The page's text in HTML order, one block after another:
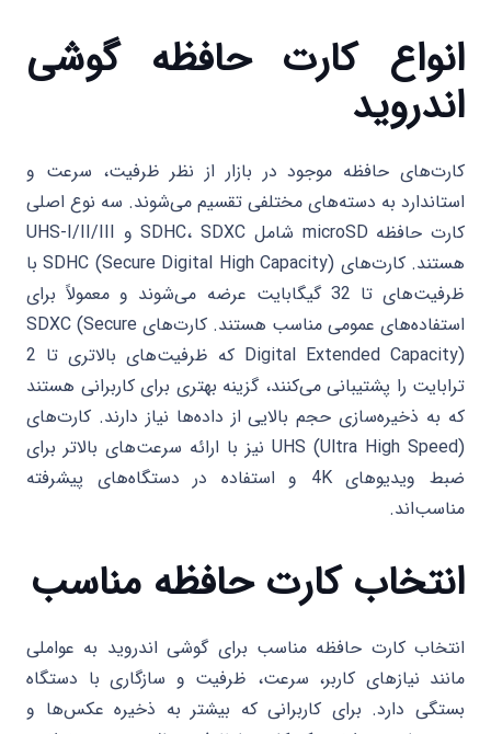
انواع کارت حافظه گوشی
اندروید
کارت‌های حافظه موجود در بازار از نظر ظرفیت، سرعت و
استاندارد به دسته‌های مختلفی تقسیم می‌شوند. سه نوع اصلی
کارت حافظه microSD شامل SDHC، SDXC و UHS-I/II/III
هستند. کارت‌های SDHC (Secure Digital High Capacity) با
ظرفیت‌های تا 32 گیگابایت عرضه می‌شوند و معمولاً برای
استفاده‌های عمومی مناسب هستند. کارت‌های SDXC (Secure
Digital Extended Capacity) که ظرفیت‌های بالاتری تا 2
ترابایت را پشتیبانی می‌کنند، گزینه بهتری برای کاربرانی هستند
که به ذخیره‌سازی حجم بالایی از داده‌ها نیاز دارند. کارت‌های
UHS (Ultra High Speed) نیز با ارائه سرعت‌های بالاتر برای
ضبط ویدیوهای 4K و استفاده در دستگاه‌های پیشرفته
مناسب‌اند.
انتخاب کارت حافظه مناسب
انتخاب کارت حافظه مناسب برای گوشی اندروید به عواملی
مانند نیازهای کاربر، سرعت، ظرفیت و سازگاری با دستگاه
بستگی دارد. برای کاربرانی که بیشتر به ذخیره عکس‌ها و